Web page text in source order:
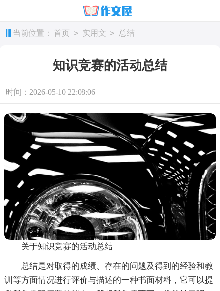
当前位置： 首页 > 实用文 > 总结
知识竞赛的活动总结
时间：2026-05-10 22:08:06
关于知识竞赛的活动总结
总结是对取得的成绩、存在的问题及得到的经验和教
训等方面情况进行评价与描述的一种书面材料，它可以提